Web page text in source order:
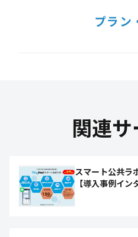
プラン
関連
スマート公共
【導入事例イン